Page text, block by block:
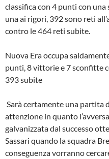
classifica con 4 punti con
una ai rigori, 392 sono reti
contro le 464 reti subite.
Nuova Era occupa
punti, 8 vittorie e 7 sconfitte
393 subite
Sarà certamente una partita
attenzione in quanto
galvanizzata dal successo
Sassari quando la squadra
conseguenza vorranno